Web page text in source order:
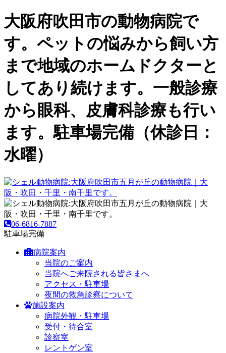
大阪府吹田市の動物病院で
す。ペットの悩みから飼い方
まで地域のホームドクターと
してあり続けます。一般診療
から眼科、皮膚科診療も行い
ます。駐車場完備（休診日：
水曜）
06-6816-7887
駐車場完備
病院案内
当院のご案内
当院へご来院される皆さまへ
アクセス・駐車場
夜間の救急診察について
施設案内
病院外観・駐車場
受付・待合室
診察室
レントゲン室